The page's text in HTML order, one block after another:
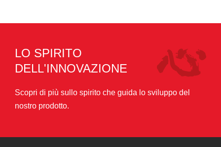
LO SPIRITO
DELL'INNOVAZIONE
Scopri di più sullo spirito che guida lo sviluppo del
nostro prodotto.